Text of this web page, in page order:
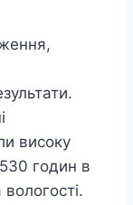
високу
годин в